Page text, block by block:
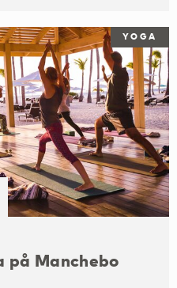
YOGA
på Manchebo